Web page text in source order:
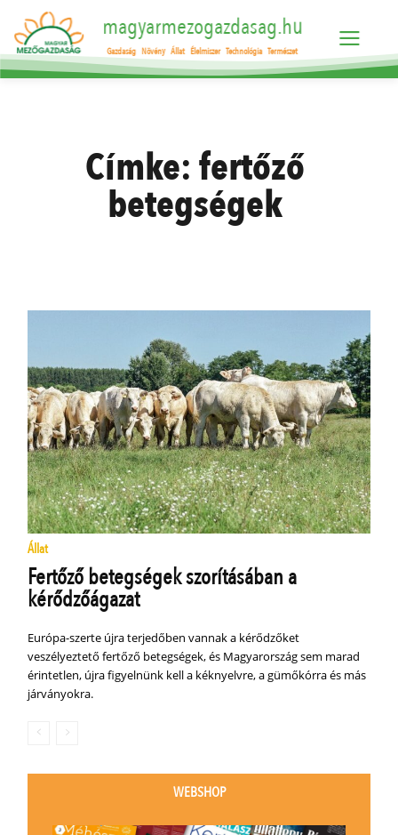
magyarmezogazdasag.hu
Gazdaság Növény Állat Élelmiszer Technológia Természet
Címke:fertőző
betegségek
Állat
Fertőző betegségek szorításában a
kérődzőágazat
Európa-szerte újra terjedőben vannak a kérődzőket
veszélyeztető fertőző betegségek, és Magyarország sem marad
érintetlen, újra figyelnünk kell a kéknyelvre, a gümőkórra és más
járványokra.
WEBSHOP